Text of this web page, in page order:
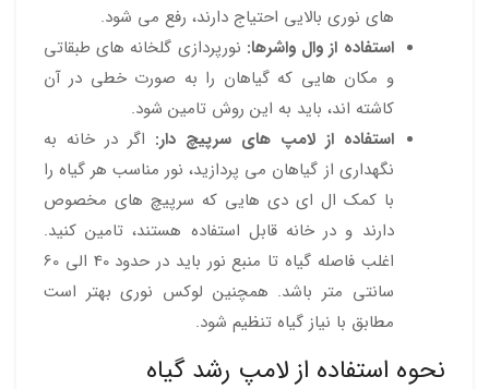
های نوری بالایی احتیاج دارند، رفع می شود.
استفاده از وال واشرها: نورپردازی گلخانه های طبقاتی
و مکان هایی که گیاهان را به صورت خطی در آن
کاشته اند، باید به این روش تامین شود.
استفاده از لامپ های سرپیچ دار: اگر در خانه به
نگهداری از گیاهان می پردازید، نور مناسب هر گیاه را
با کمک ال ای دی هایی که سرپیچ های مخصوص
دارند و در خانه قابل استفاده هستند، تامین کنید.
اغلب فاصله گیاه تا منبع نور باید در حدود 40 الی 60
سانتی متر باشد. همچنین لوکس نوری بهتر است
مطابق با نیاز گیاه تنظیم شود.
نحوه استفاده از لامپ رشد گیاه